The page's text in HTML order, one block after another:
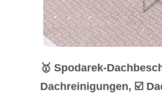
🥇 Spodarek-
Dachreinigungen, ☑️